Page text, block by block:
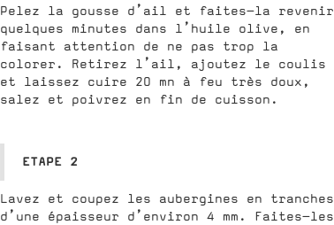
Pelez la gousse d’ail et faites-la revenir
quelques minutes dans l’huile olive, en
faisant attention de ne pas trop la
colorer. Retirez l’ail, ajoutez le coulis
et laissez cuire 20 mn à feu très doux,
salez et poivrez en fin de cuisson.
ETAPE 2
Lavez et coupez les aubergines en tranches
d’une épaisseur d’environ 4 mm. Faites-les